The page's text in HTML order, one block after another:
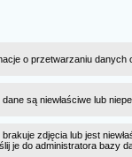
o przetwarzaniu danych
są niewłaściwe lub
brakuje zdjęcia lub jest
je do administratora bazy